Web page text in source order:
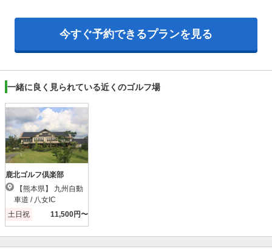
今すぐ予約できるプランを見る
一緒に良く見られている近くのゴルフ場
鹿北ゴルフ倶楽部
車道 / 八女IC
土日祝
11,500円〜